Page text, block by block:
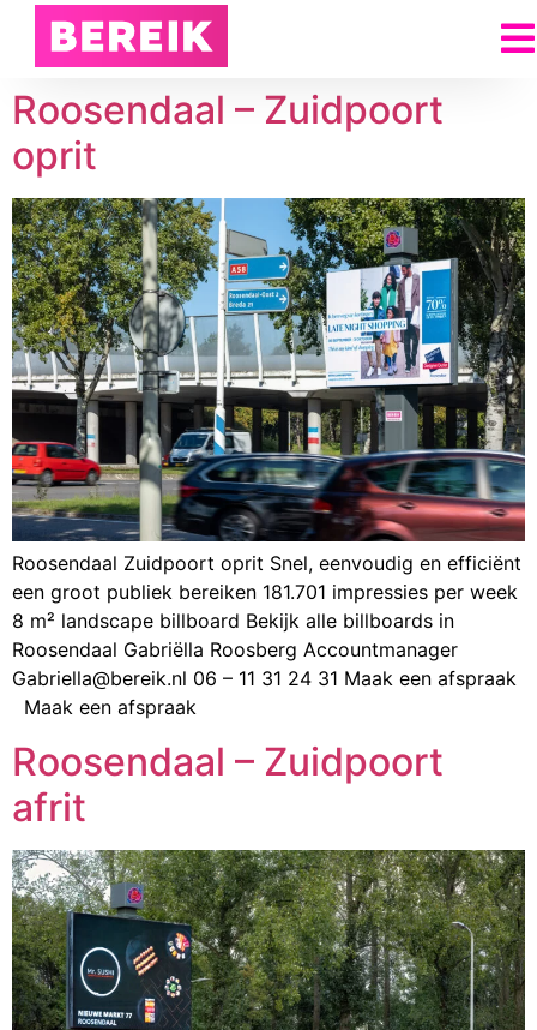
Roosendaal – Zuidpoort
oprit
Roosendaal Zuidpoort oprit Snel, eenvoudig en efficiënt
een groot publiek bereiken 181.701 impressies per week
8 m² landscape billboard Bekijk alle billboards in
Roosendaal Gabriëlla Roosberg Accountmanager
Gabriella@bereik.nl 06 – 11 31 24 31 Maak een afspraak
Maak een afspraak
Roosendaal – Zuidpoort
afrit